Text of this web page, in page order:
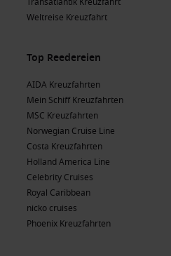
Weltreise Kreuzfahrt
Top Reedereien
AIDA Kreuzfahrten
Mein Schiff Kreuzfahrten
MSC Kreuzfahrten
Norwegian Cruise Line
Costa Kreuzfahrten
Holland America Line
Celebrity Cruises
Royal Caribbean
nicko cruises
Phoenix Kreuzfahrten